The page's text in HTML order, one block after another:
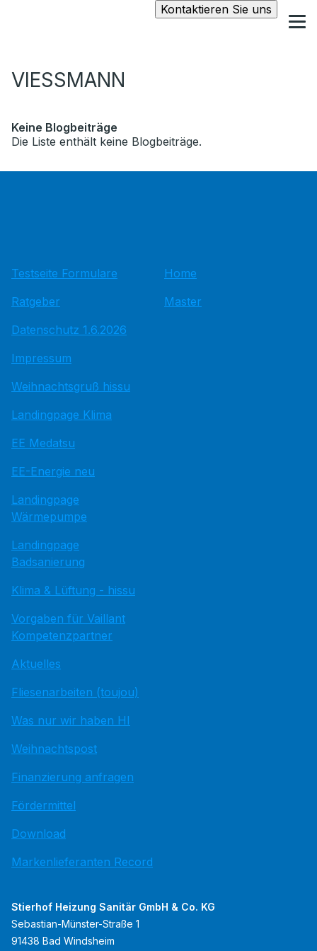
Kontaktieren Sie uns
VIESSMANN
Keine Blogbeiträge
Die Liste enthält keine Blogbeiträge.
Testseite Formulare
Ratgeber
Datenschutz 1.6.2026
Impressum
Weihnachtsgruß hissu
Landingpage Klima
EE Medatsu
EE-Energie neu
Landingpage
Wärmepumpe
Landingpage
Badsanierung
Klima & Lüftung - hissu
Vorgaben für Vaillant
Kompetenzpartner
Aktuelles
Fliesenarbeiten (toujou)
Was nur wir haben HI
Weihnachtspost
Finanzierung anfragen
Fördermittel
Download
Markenlieferanten Record
Home
Master
Stierhof Heizung Sanitär GmbH & Co. KG
Sebastian-Münster-Straße 1
91438 Bad Windsheim